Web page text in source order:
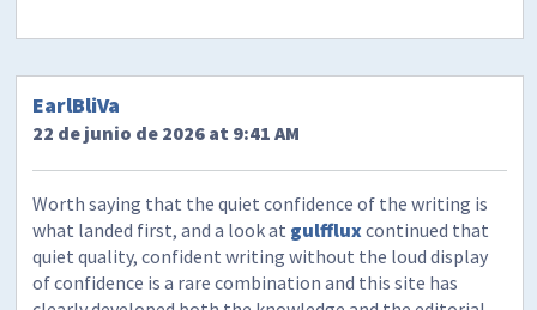
EarlBliVa
22 de junio de 2026 at 9:41 AM
Worth saying that the quiet confidence of the writing is
what landed first, and a look at gulffluxcontinued that
quiet quality, confident writing without the loud display
of confidence is a rare combination and this site has